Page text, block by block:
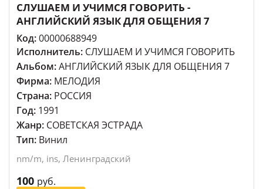
СЛУШАЕМ И УЧИМСЯ ГОВОРИТЬ -
АНГЛИЙСКИЙ ЯЗЫК ДЛЯ ОБЩЕНИЯ 7
Код:00000688949
Исполнитель: СЛУШАЕМ И УЧИМСЯ ГОВОРИТЬ
Альбом:АНГЛИЙСКИЙ ЯЗЫК ДЛЯ ОБЩЕНИЯ 7
Фирма: МЕЛОДИЯ
Страна: РОССИЯ
Год: 1991
Жанр: СОВЕТСКАЯ ЭСТРАДА
Тип: Винил
nm/m, ins, Ленинградский
100 руб.